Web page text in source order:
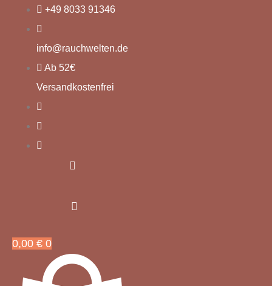
springen
+49 8033 91346
info@rauchwelten.de
Ab 52€
Versandkostenfrei
0,00 € 0